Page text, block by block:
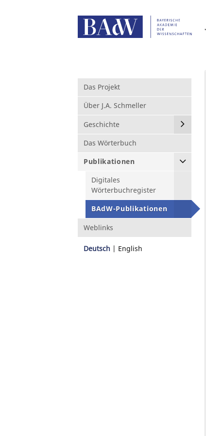
Das Projekt
Über J.A. Schmeller
Geschichte
Das Wörterbuch
Publikationen
Digitales
Wörterbuchregister
BAdW-Publikationen
Weblinks
Deutsch English